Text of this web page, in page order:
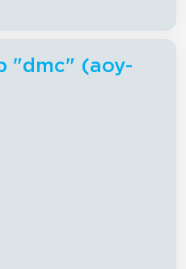
"dmc" (aoy-